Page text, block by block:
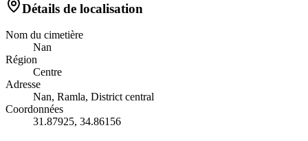
Détails de localisation
Nom du cimetière
Nan
Région
Centre
Adresse
Nan, Ramla, District central
Coordonnées
31.87925, 34.86156